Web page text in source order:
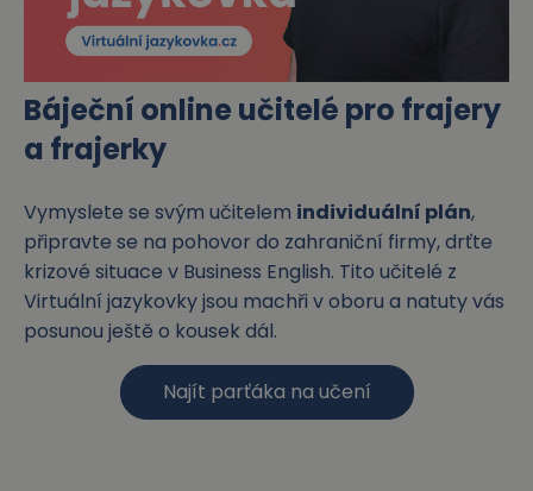
Báječní online učitelé pro frajery
a frajerky
Vymyslete se svým učitelem individuální plán,
připravte se na pohovor do zahraniční firmy, drťte
krizové situace v Business English. Tito učitelé z
Virtuální jazykovky jsou machři v oboru a natuty vás
posunou ještě o kousek dál.
Najít parťáka na učení